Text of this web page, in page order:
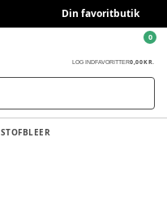
Din favoritbutik
LOG INDFAVORITTER0,00 KR.
0
STOFBLEER